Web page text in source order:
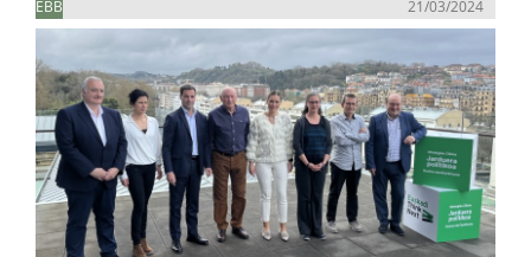
EBB 21/03/2024